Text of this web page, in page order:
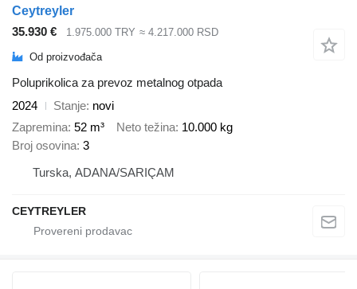
Ceytreyler
35.930 €
1.975.000 TRY ≈ 4.217.000 RSD
Od proizvođača
Poluprikolica za prevoz metalnog otpada
2024
Stanje novi
Zapremina 52 m³ Neto težina 10.000 kg
Broj osovina 3
Turska, ADANA/SARIÇAM
CEYTREYLER